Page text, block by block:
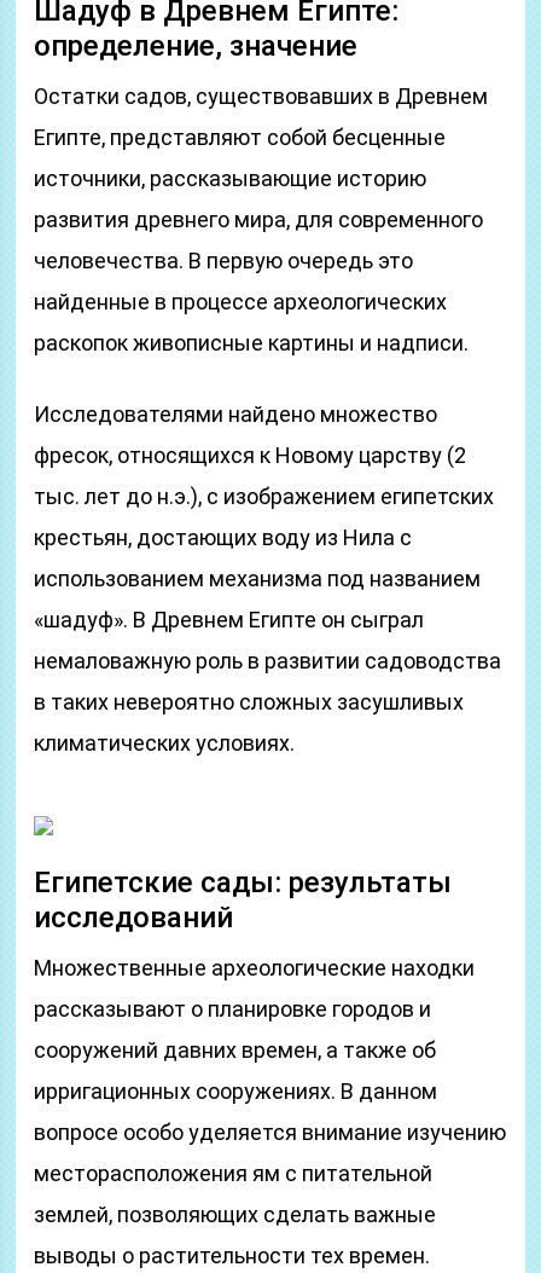
Шадуф в Древнем Египте:
определение, значение
Остатки садов, существовавших в Древнем
Египте, представляют собой бесценные
источники, рассказывающие историю
развития древнего мира, для современного
человечества. В первую очередь это
найденные в процессе археологических
раскопок живописные картины и надписи.
Исследователями найдено множество
фресок, относящихся к Новому царству (2
тыс. лет до н.э.), с изображением египетских
крестьян, достающих воду из Нила с
использованием механизма под названием
«шадуф». В Древнем Египте он сыграл
немаловажную роль в развитии садоводства
в таких невероятно сложных засушливых
климатических условиях.
Египетские сады: результаты
исследований
Множественные археологические находки
рассказывают о планировке городов и
сооружений давних времен, а также об
ирригационных сооружениях. В данном
вопросе особо уделяется внимание изучению
месторасположения ям с питательной
землей, позволяющих сделать важные
выводы о растительности тех времен.